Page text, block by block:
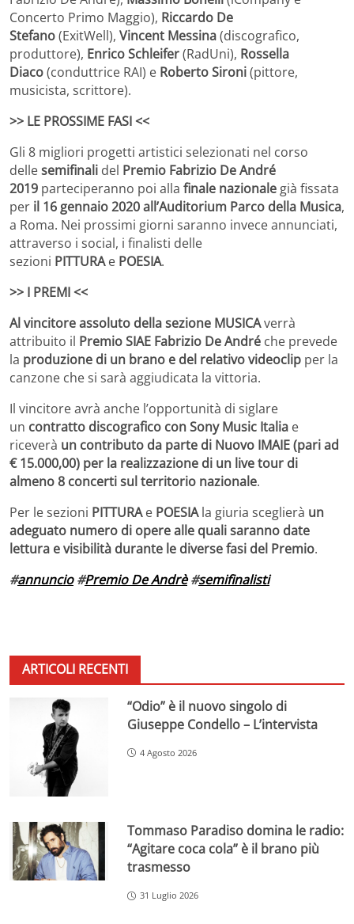
Concerto Primo Maggio), Riccardo De
Stefano(ExitWell), Vincent Messina(discografico,
produttore), Enrico Schleifer(RadUni), Rossella
Diaco(conduttrice RAI) e Roberto Sironi(pittore,
musicista, scrittore).
>> LE PROSSIME FASI <<
Gli 8 migliori progetti artistici selezionati nel corso
dellesemifinali del Premio Fabrizio De André
2019 parteciperanno poi alla finale nazionale già fissata
per il 16 gennaio 2020 all’Auditorium Parco della Musica,
a Roma. Nei prossimi giorni saranno invece annunciati,
attraverso i social, i finalisti delle
sezioni PITTURAe POESIA.
>> I PREMI <<
Al vincitore assoluto della sezione MUSICAverrà
attribuito il Premio SIAE Fabrizio De André che prevede
la produzione di un brano e del relativo videoclip per la
canzone che si sarà aggiudicata la vittoria.
Il vincitore avrà anche l’opportunità di siglare
un contratto discografico con Sony Music Italia e
riceverà un contributo da parte di Nuovo IMAIE (pari ad
€ 15.000,00) per la realizzazione di un live tour di
almeno 8 concerti sul territorio nazionale.
Per le sezioni PITTURAe POESIAla giuria sceglierà un
adeguato numero di opere alle quali saranno date
lettura e visibilità durante le diverse fasi del Premio.
#annuncio#Premio De Andrè#semifinalisti
ARTICOLI RECENTI
“Odio” è il nuovo singolo di
Giuseppe Condello – L’intervista
4 Agosto 2026
Tommaso Paradiso domina le radio:
“Agitare coca cola” è il brano più
trasmesso
31 Luglio 2026